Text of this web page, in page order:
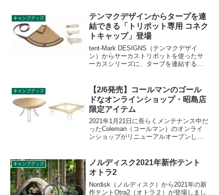
キャンプグッズ
テンマクデザインからタープを連
結できる「トリポット専用 コネク
トキャップ」登場
tent-Mark DESIGNS（テンマクデザイ
ン）からサーカストリポットを使ったサ
ーカスシリーズに、タープを連結するオ
リポットの頂点に取り付け、ガイロープ4
本で安定させるオプションアイテムで
す。詳細をレビューします。
キャンプグッズ
【2/6発売】コールマンのゴール
ドなオンラインショップ・昭島店
限定アイテム
2021年1月21日に長らくメンテナンス中だ
ったColeman（コールマン）のオンライ
ンショップがリニューアルオープンしま
イテムが2月6日に発売されます。詳細を
レビューします。
キャンプグッズ
ノルディスク2021年新作テント
オトラ2
Nordisk（ノルディスク）から2021年の新
作テントOtra2（オトラ２）が登場しまし